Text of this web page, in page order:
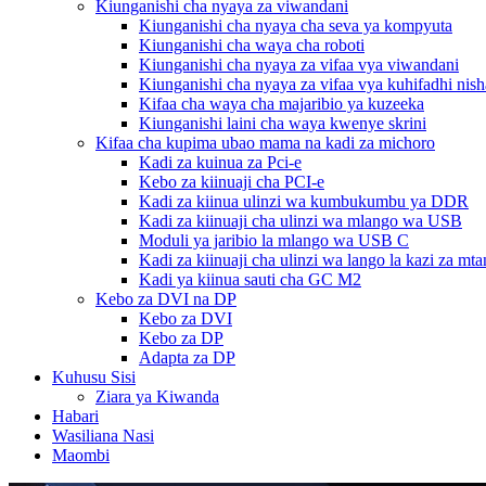
Kiunganishi cha nyaya za viwandani
Kiunganishi cha nyaya cha seva ya kompyuta
Kiunganishi cha waya cha roboti
Kiunganishi cha nyaya za vifaa vya viwandani
Kiunganishi cha nyaya za vifaa vya kuhifadhi
Kifaa cha waya cha majaribio ya kuzeeka
Kiunganishi laini cha waya kwenye skrini
Kifaa cha kupima ubao mama na kadi za michoro
Kadi za kuinua za Pci-e
Kebo za kiinuaji cha PCI-e
Kadi za kiinua ulinzi wa kumbukumbu ya DDR
Kadi za kiinuaji cha ulinzi wa mlango wa USB
Moduli ya jaribio la mlango wa USB C
Kadi za kiinuaji cha ulinzi wa lango la kazi za
Kadi ya kiinua sauti cha GC M2
Kebo za DVI na DP
Kebo za DVI
Kebo za DP
Adapta za DP
Kuhusu Sisi
Ziara ya Kiwanda
Habari
Wasiliana Nasi
Maombi